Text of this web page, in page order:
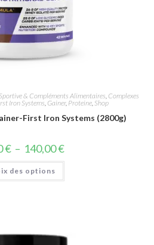
& Compléments Alimentaires Complexes
Iron Systems Gainer, Proteine, Shop
First Iron Systems (2800g)
€ – 140,00€
des options